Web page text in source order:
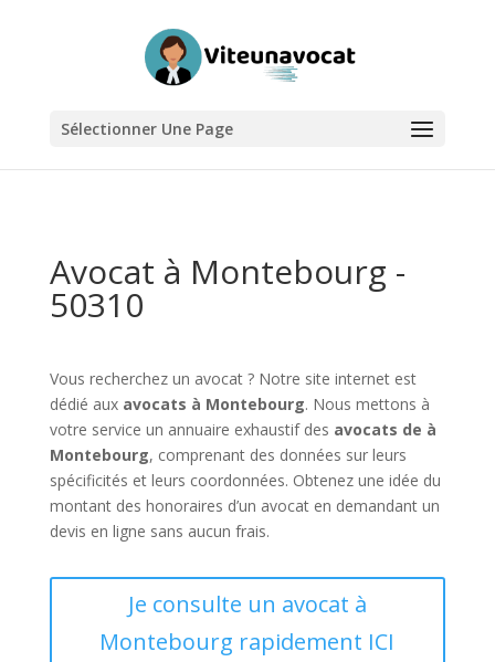
Sélectionner Une Page
Avocat à Montebourg -
50310
Vous recherchez un avocat ? Notre site internet est
dédié aux avocats à Montebourg. Nous mettons à
votre service un annuaire exhaustif des avocats de à
Montebourg, comprenant des données sur leurs
spécificités et leurs coordonnées. Obtenez une idée du
montant des honoraires d’un avocat en demandant un
devis en ligne sans aucun frais.
Je consulte un avocat à
Montebourg rapidement ICI